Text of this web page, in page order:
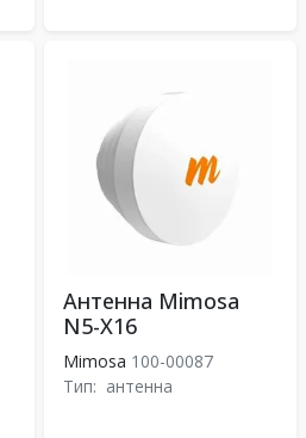
Антенна Mimosa
N5-X16
Mimosa 100-00087
Тип: антенна